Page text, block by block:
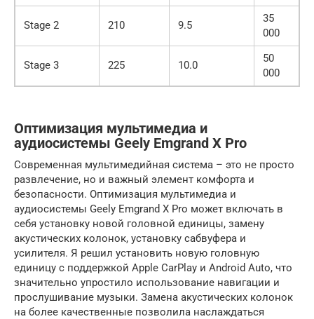
Stage 2 210 9.5
35
000
Stage 3 225 10.0
50
000
Оптимизация мультимедиа и
аудиосистемы Geely Emgrand X Pro
Современная мультимедийная система – это не просто
развлечение, но и важный элемент комфорта и
безопасности. Оптимизация мультимедиа и
аудиосистемы Geely Emgrand X Pro может включать в
себя установку новой головной единицы, замену
акустических колонок, установку сабвуфера и
усилителя. Я решил установить новую головную
единицу с поддержкой Apple CarPlay и Android Auto, что
значительно упростило использование навигации и
прослушивание музыки. Замена акустических колонок
на более качественные позволила наслаждаться